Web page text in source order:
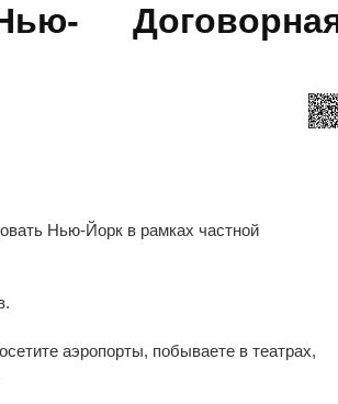
Нью-Йорк в рамках частной
аэропорты, побываете в театрах,